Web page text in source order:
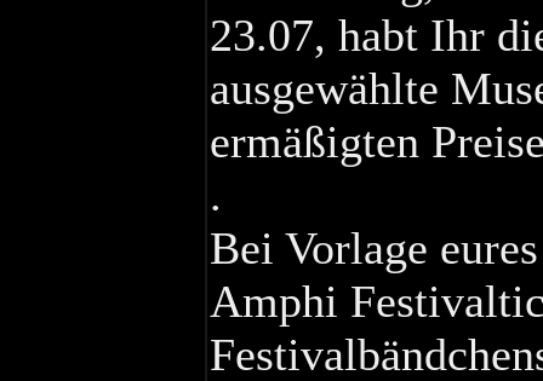
23.07, habt Ihr
ausgewählte
ermäßigten
.
Bei Vorlage
Amphi